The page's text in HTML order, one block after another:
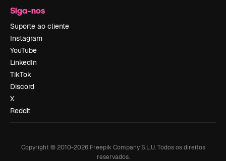
Siga-nos
Suporte ao cliente
Instagram
YouTube
LinkedIn
TikTok
Discord
X
Reddit
Copyright © 2010-2026Freepik Company S.L.U. Todos os direitos
reservados.